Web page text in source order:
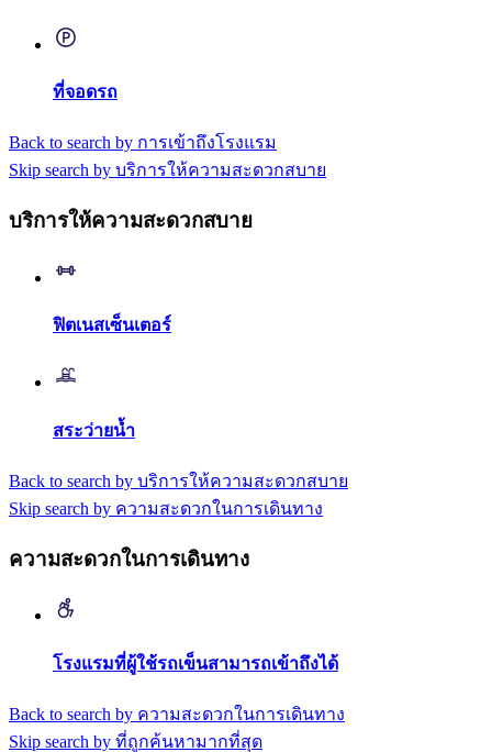
ที่จอดรถ
Back to search by การเข้าถึงโรงแรม
Skip search by บริการให้ความสะดวกสบาย
บริการให้ความสะดวกสบาย
ฟิตเนสเซ็นเตอร์
สระว่ายน้ำ
Back to search by บริการให้ความสะดวกสบาย
Skip search by ความสะดวกในการเดินทาง
ความสะดวกในการเดินทาง
โรงแรมที่ผู้ใช้รถเข็นสามารถเข้าถึงได้
Back to search by ความสะดวกในการเดินทาง
Skip search by ที่ถูกค้นหามากที่สุด